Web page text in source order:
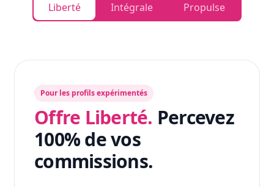
Liberté Intégrale Propulse
Pour les profils expérimentés
Offre Liberté. Percevez
100% de vos
commissions.